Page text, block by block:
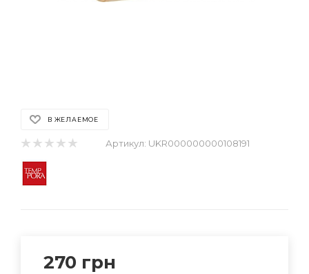
В ЖЕЛАЕМОЕ
Артикул: UKR000000000108191
270 грн